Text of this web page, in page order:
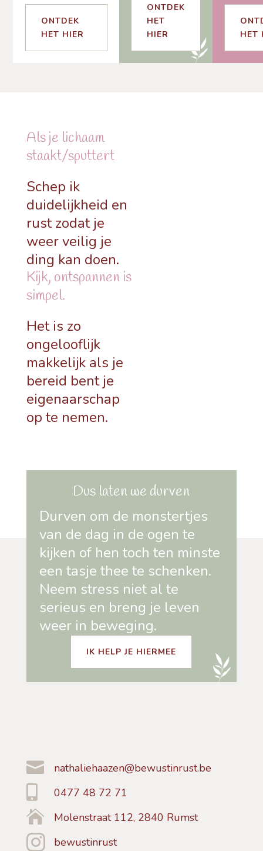
ONTDEK
HET HIER
ONTDEK
HET
HIER
HET
Als je lichaam
staakt/sputtert
Schep ik
duidelijkheid en
rust zodat je
weer veilig je
ding kan doen.
Kijk, ontspannen is
simpel.
Het is zo
ongelooflijk
makkelijk als je
bereid bent je
eigenaarschap
op te nemen.
Dus laten we durven
Durven om de monstertjes
van de dag in de ogen te
kijken of hen toch ten minste
een tasje thee te schenken.
Neem stress niet al te
serieus en breng je leven
weer in beweging.
IK HELP JE HIERMEE
 nathaliehaazen@bewustinrust.be
 0477 48 72 71
 Molenstraat 112, 2840 Rumst
 bewustinrust